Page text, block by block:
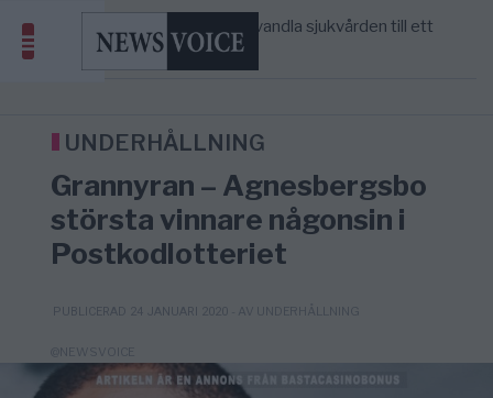
5/8
S och KD vill omvandla sjukvården till ett
geografiskt apartheidsystem
AFRIKA
Massiv anstormning till Ceuta – Misstankar
America” – Finally
UNDERHÅLLNING
Grannyran – Agnesbergsbo
största vinnare någonsin i
Postkodlotteriet
PUBLICERAD 24 JANUARI 2020 - AV UNDERHÅLLNING
@NEWSVOICE